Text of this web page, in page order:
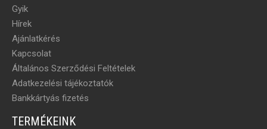
Gyik
Hírek
Ajánlatkérés
Kapcsolat
Általános Szerződési Feltételek
Adatkezelési tájékoztatók
Bankkártyás fizetés
TERMÉKEINK